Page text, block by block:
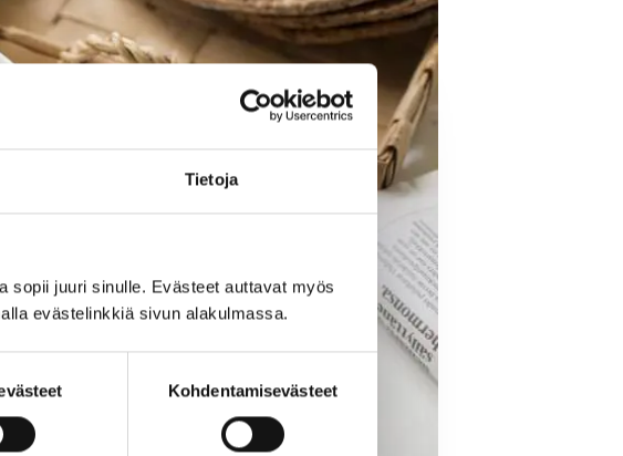
Tietoja
sopii juuri sinulle. Evästeet auttavat myös
evästelinkkiä sivun alakulmassa.
Kohdentamisevästeet